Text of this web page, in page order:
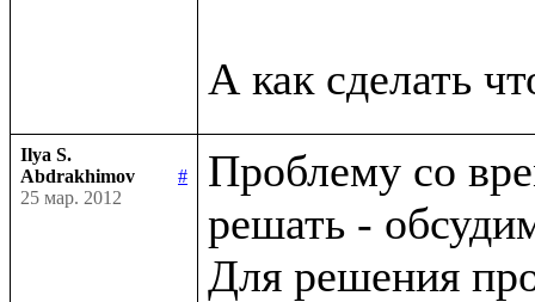
Ilya S.
Abdrakhimov
#
25 мар. 2012
Проблему со
решать -
Для решения